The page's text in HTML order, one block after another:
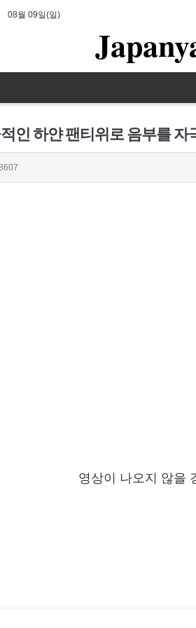
08월 09일(일)
인 하얀 팬티위로 음부를
영상이 나오지 않을